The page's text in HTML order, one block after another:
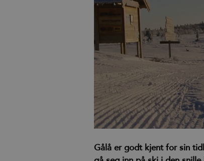
Gålå er godt kjent for sin